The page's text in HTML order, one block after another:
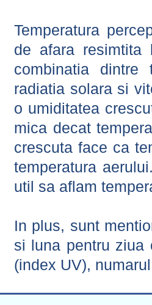
Temperatura
de afara resimtita
combinatia dintre
radiatia solara si
o umiditatea
mica decat
crescuta face ca
temperatura
util sa aflam
In plus, sunt
si luna pentru ziua
(index UV),